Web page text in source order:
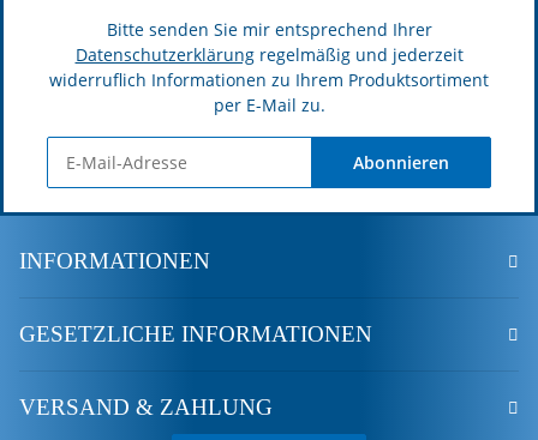
Bitte senden Sie mir entsprechend Ihrer
Datenschutzerklärungregelmäßig und jederzeit
widerruflich Informationen zu Ihrem Produktsortiment
per E-Mail zu.
Abonnieren
INFORMATIONEN
GESETZLICHE INFORMATIONEN
VERSAND & ZAHLUNG